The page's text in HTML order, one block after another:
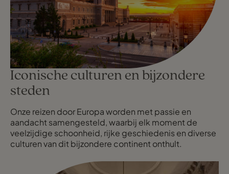
Iconische culturen en bijzondere
steden
Onze reizen door Europa worden met passie en
aandacht samengesteld, waarbij elk moment de
veelzijdige schoonheid, rijke geschiedenis en diverse
culturen van dit bijzondere continent onthult.